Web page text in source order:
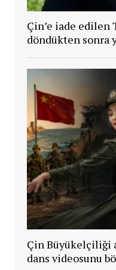
Çin’e iade edilen
döndükten sonra
Çin Büyükelçiliği
dans videosunu